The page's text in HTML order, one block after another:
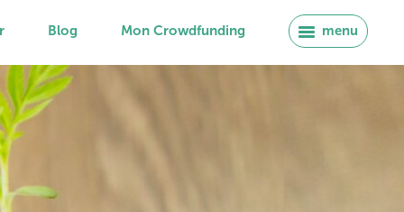
Blog Mon Crowdfunding menu